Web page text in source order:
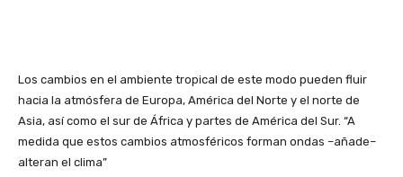
Los cambios en el ambiente tropical de este modo pueden fluir
hacia la atmósfera de Europa, América del Norte y el norte de
Asia, así como el sur de África y partes de América del Sur. “A
medida que estos cambios atmosféricos forman ondas –añade–
alteran el clima”